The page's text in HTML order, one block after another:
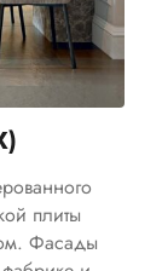
плиты
Фасады